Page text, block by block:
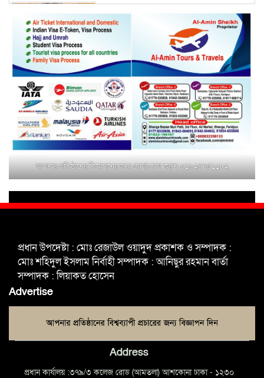
ময়মনসিংহের অতিরিক্ত জেলা প্রশাসক
(রাজস্ব) আজিম উদ্দিন ভূমি মন্ত্রণালয়ে
পদায়ন
সাবেক এমপির প্রেস সেক্রেটারি রফিকের
ক্ষমতার দাপট ও গণ-অসন্তোষের তথ্য
গায়েব করে ত্রিশাল থানার সাজানো
রিপোর্ট
মুক্তাগাছায় জুলাই শহীদ সামিদের কবর
জিয়ারত ও পৌর কমিটির কার্যক্রম শুরু
শহিদুল ইসলাম বাবুলের হাত ধরে বদলে
আংশিক কমিটি, ৩০ দিনে পূর্ণাঙ্গ করার
নির্দেশ
মুক্তাগাছায় দাওগাঁও এ চিহ্নিত মাদক
প্রতিবাদে বিক্ষোভ সমাবেশ
আপনার প্রতিষ্ঠানের বিজ্ঞাপনের জন্য যোগাযোগ করুন-০১৯২৪৭৫১১৮২
প্রধান উপদেষ্টা : মোঃ রেজাউল ওয়াদুদ প্রকাশক ও সম্পাদক :
মোঃ শহিদুল ইসলাম নির্বাহী সম্পাদক : আনিছুর রহমান বার্তা
সম্পাদক : লিয়াকত হোসেন
Advertise
Address
প্রধান কার্যালয় :৩৭৯/৩ কলেজ রোড (আমতলা) আশকোনা ঢাকা - ১২৩০